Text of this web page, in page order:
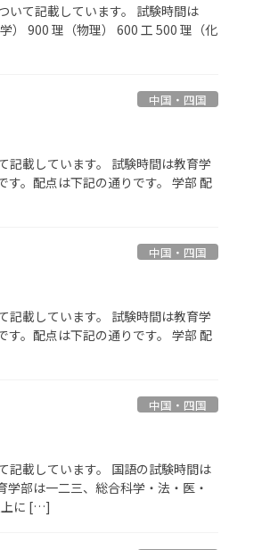
いて記載しています。 試験時間は
） 900 理（物理） 600 工 500 理（化
中国・四国
記載しています。 試験時間は教育学
。配点は下記の通りです。 学部 配
中国・四国
記載しています。 試験時間は教育学
。配点は下記の通りです。 学部 配
中国・四国
記載しています。 国語の試験時間は
部は一二三、総合科学・法・医・
上に […]